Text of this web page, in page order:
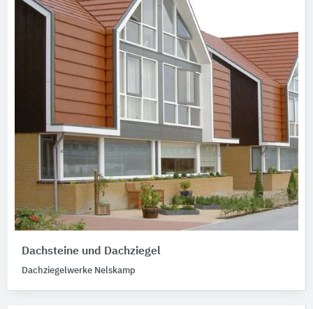
Dachsteine und Dachziegel
Dachziegelwerke Nelskamp